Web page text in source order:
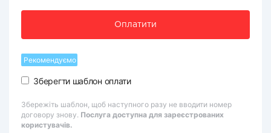
Оплатити
Рекомендуємо
Зберегти шаблон оплати
Збережіть шаблон, щоб наступного разу не вводити номер
договору знову. Послуга доступна для зареєстрованих
користувачів.